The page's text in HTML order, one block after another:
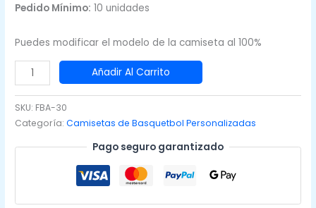
Pedido Mínimo: 10 unidades
Puedes modificar el modelo de la camiseta al 100%
Camiseta
de
Basketball
Mostaza
Añadir Al Carrito
SKU: FBA-30
Categoría:Camisetas de Basquetbol Personalizadas
Pago seguro garantizado